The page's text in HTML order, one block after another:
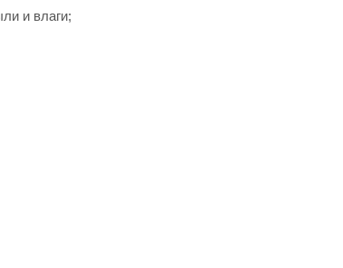
и влаги;